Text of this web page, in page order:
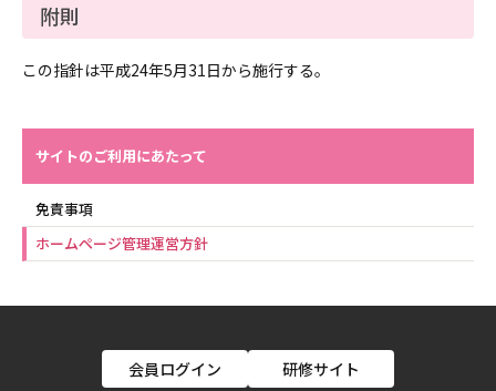
附則
この指針は平成24年5月31日から施行する。
サイトのご利用にあたって
免責事項
ホームページ管理運営方針
会員ログイン 研修サイト